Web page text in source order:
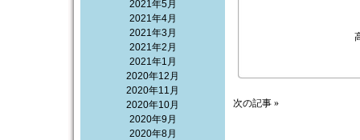
2021年5月
2021年4月
2021年3月
2021年2月
2021年1月
2020年12月
2020年11月
2020年10月
2020年9月
2020年8月
次の記事 »